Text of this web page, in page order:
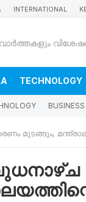
INTERNATIONAL
TECHNOLOGY
BUSINESS
മന്ത്രാലയത്തിന്റെ